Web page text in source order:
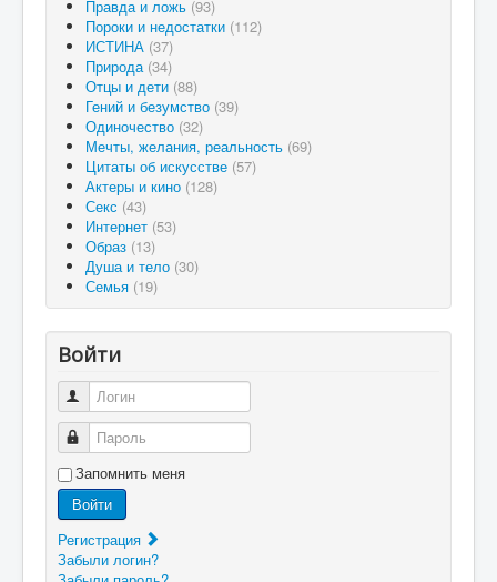
Правда и ложь (93)
Пороки и недостатки (112)
ИСТИНА (37)
Природа (34)
Отцы и дети (88)
Гений и безумство (39)
Одиночество (32)
Мечты, желания, реальность (69)
Цитаты об искусстве (57)
Актеры и кино (128)
Секс (43)
Интернет (53)
Образ (13)
Душа и тело (30)
Семья (19)
Войти
Логин
Пароль
Запомнить меня
Войти
Регистрация
Забыли логин?